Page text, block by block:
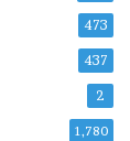
473
437
2
1,780